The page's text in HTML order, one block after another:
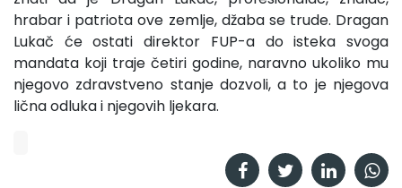
hrabar i patriota ove zemlje, džaba se trude. Dragan
Lukač će ostati direktor FUP-a do isteka svoga
mandata koji traje četiri godine, naravno ukoliko mu
njegovo zdravstveno stanje dozvoli, a to je njegova
lična odluka i njegovih ljekara.